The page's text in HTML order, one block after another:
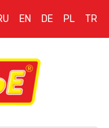
EN DE PL TR